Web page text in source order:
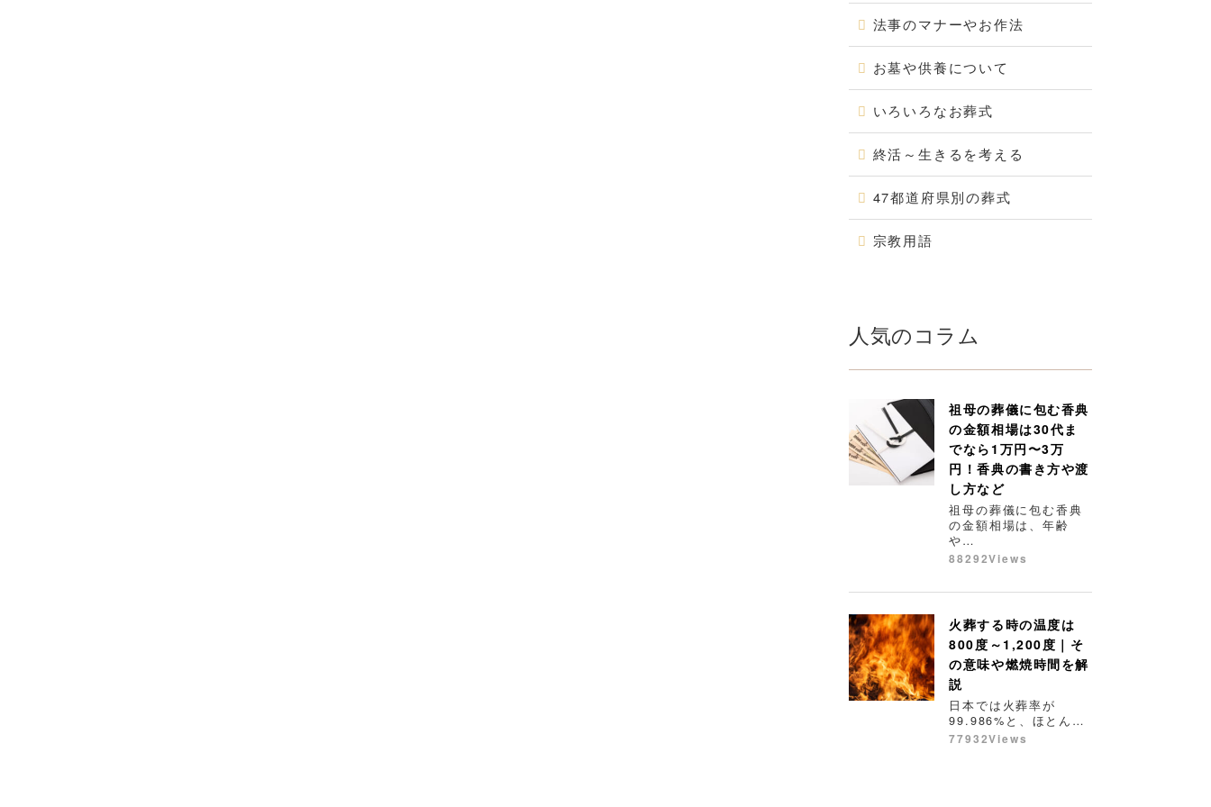
法事のマナーやお作法
お墓や供養について
いろいろなお葬式
終活～生きるを考える
47都道府県別の葬式
宗教用語
人気のコラム
祖母の葬儀に包む香典
の金額相場は30代ま
でなら1万円〜3万
円！香典の書き方や渡
し方など
祖母の葬儀に包む香典
の金額相場は、年齢
や…
88292Views
火葬する時の温度は
800度～1,200度｜そ
の意味や燃焼時間を解
説
日本では火葬率が
99.986%と、ほとん…
77932Views